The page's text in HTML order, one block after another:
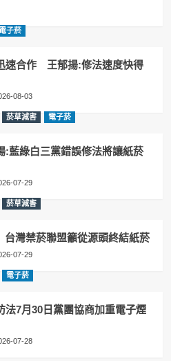
子菸
速合作 王郁揚:修法速度快得
08-03
菸草減害 電子菸
綠白三黨錯誤修法將讓紙菸
07-29
菸草減害
灣禁菸聯盟籲從源頭終結紙菸
07-29
電子菸
法7月30日黨團協商加重電子煙
07-28